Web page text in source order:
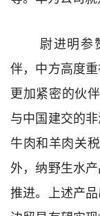
尉进明参
伴，中方高度
更加紧密的伙
与中国建交的
牛肉和羊肉关
外，纳野生水
推进。上述产